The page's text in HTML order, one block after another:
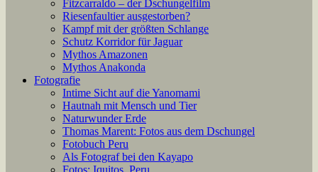
Fitzcarraldo – der Dschungelfilm
Riesenfaultier ausgestorben?
Kampf mit der größten Schlange
Schutz Korridor für Jaguar
Mythos Amazonen
Mythos Anakonda
Fotografie
Intime Sicht auf die Yanomami
Hautnah mit Mensch und Tier
Naturwunder Erde
Thomas Marent: Fotos aus dem Dschungel
Fotobuch Peru
Als Fotograf bei den Kayapo
Fotos: Iquitos, Peru